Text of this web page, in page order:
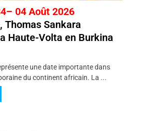
04 Août 2026
Thomas Sankara
Haute-Volta en Burkina
une date importante dans
du continent africain. La ...